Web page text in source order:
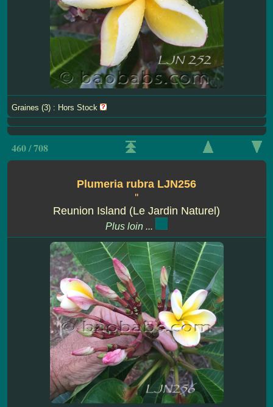
Graines (3) : Hors Stock
460 / 708
Plumeria rubra LJN256
''
Reunion Island (Le Jardin Naturel)
Plus loin ...